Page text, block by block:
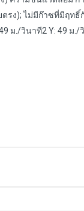
ง); ไม่มีก๊าซที่มีฤท
ม./วินาที2 Y: 49 ม./